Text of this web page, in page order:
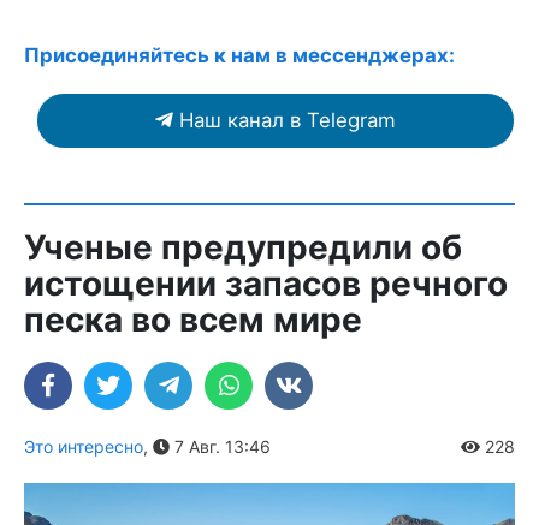
Присоединяйтесь к нам в мессенджерах:
Наш канал в Telegram
Ученые предупредили об
истощении запасов речного
песка во всем мире
Это интересно, 7 Авг. 13:46 228